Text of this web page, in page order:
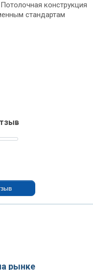
конструкция
стандартам
рынке